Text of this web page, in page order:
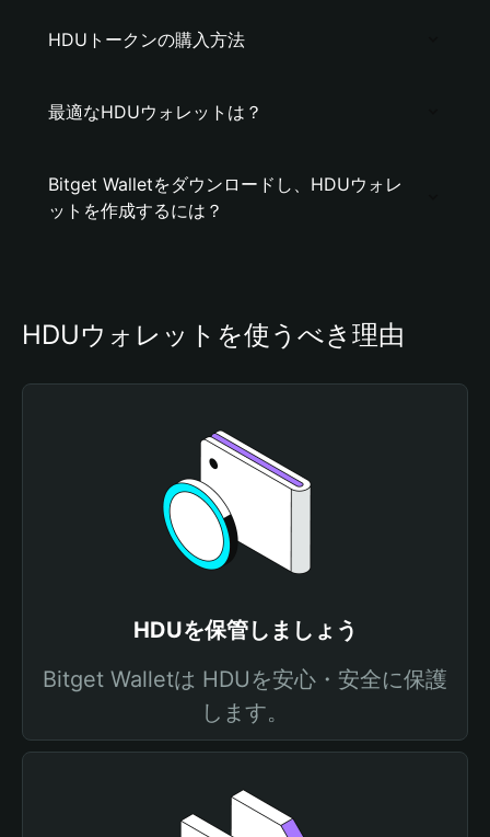
HDUトークンの購入方法
最適なHDUウォレットは？
Bitget Walletをダウンロードし、HDUウォレ
ットを作成するには？
HDUウォレットを使うべき理由
HDUを保管しましょう
Bitget Walletは HDUを安心・安全に保護
します。